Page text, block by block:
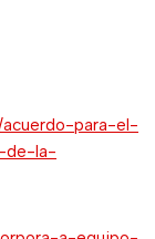
acuerdo-para-el-
de-la-